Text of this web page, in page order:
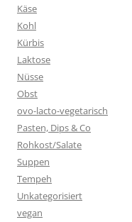
Käse
Kohl
Kürbis
Laktose
Nüsse
Obst
ovo-lacto-vegetarisch
Pasten, Dips & Co
Rohkost/Salate
Suppen
Tempeh
Unkategorisiert
vegan